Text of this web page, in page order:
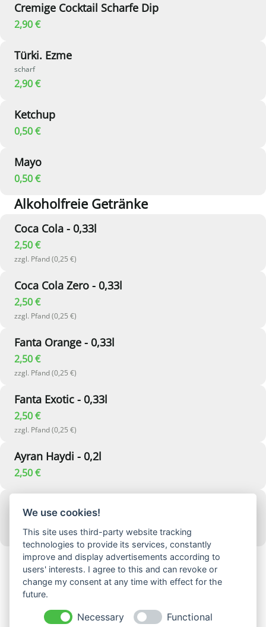
Cremige Cocktail Scharfe Dip
2,90 €
Türki. Ezme
scharf
2,90 €
Ketchup
0,50 €
Mayo
0,50 €
Alkoholfreie Getränke
Coca Cola - 0,33l
2,50 €
zzgl. Pfand (0,25 €)
Coca Cola Zero - 0,33l
2,50 €
zzgl. Pfand (0,25 €)
Fanta Orange - 0,33l
2,50 €
zzgl. Pfand (0,25 €)
Fanta Exotic - 0,33l
2,50 €
zzgl. Pfand (0,25 €)
Ayran Haydi - 0,2l
2,50 €
2,50 €
zzgl. Pfand (0,25 €)
We use cookies!
This site uses third-party website tracking
technologies to provide its services, constantly
improve and display advertisements according to
users' interests. I agree to this and can revoke or
change my consent at any time with effect for the
future.
Necessary
Functional